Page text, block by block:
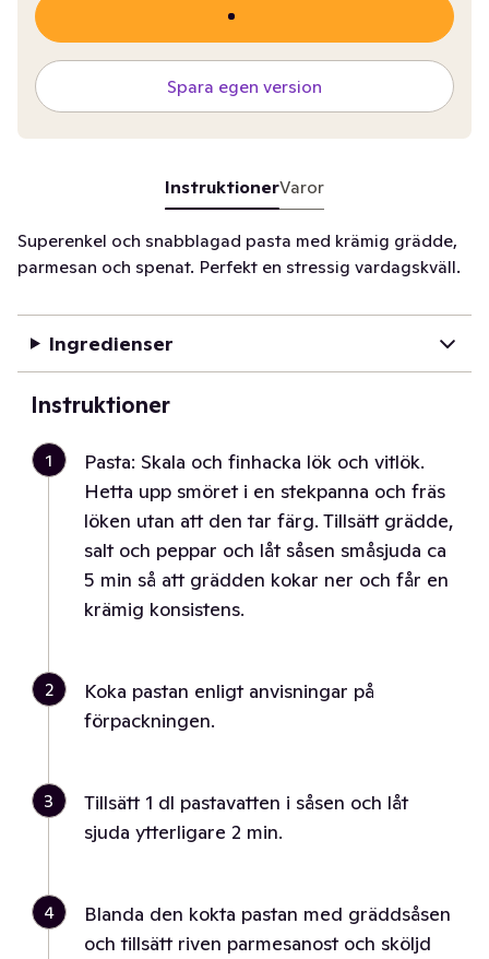
Spara egen version
InstruktionerVaror
Superenkel och snabblagad pasta med krämig grädde,
parmesan och spenat. Perfekt en stressig vardagskväll.
Ingredienser
Instruktioner
1
Pasta: Skala och finhacka lök och vitlök.
Hetta upp smöret i en stekpanna och fräs
löken utan att den tar färg. Tillsätt grädde,
salt och peppar och låt såsen småsjuda ca
5 min så att grädden kokar ner och får en
krämig konsistens.
2
Koka pastan enligt anvisningar på
förpackningen.
3
Tillsätt 1 dl pastavatten i såsen och låt
sjuda ytterligare 2 min.
4
Blanda den kokta pastan med gräddsåsen
och tillsätt riven parmesanost och sköljd